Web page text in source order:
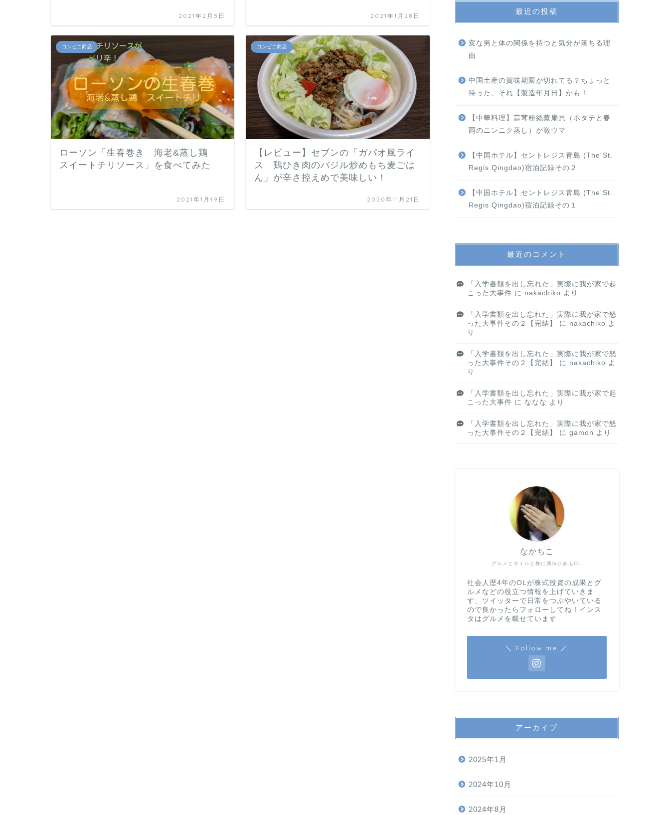
2021年2月5日 2021年1月28日
コンビニ商品
ローソン「生春巻き 海老&蒸し鶏
スイートチリソース」を食べてみた
2021年1月19日
コンビニ商品
【レビュー】セブンの「ガパオ風ライ
ス 鶏ひき肉のバジル炒めもち麦ごは
ん」が辛さ控えめで美味しい！
2020年11月21日
最近の投稿
変な男と体の関係を持つと気分が落ちる理
由
中国土産の賞味期限が切れてる？ちょっと
待った、それ【製造年月日】かも！
【中華料理】蒜茸粉絲蒸扇貝（ホタテと春
雨のニンニク蒸し）が激ウマ
【中国ホテル】セントレジス青島 (The St.
Regis Qingdao)宿泊記録その２
【中国ホテル】セントレジス青島 (The St.
Regis Qingdao)宿泊記録その１
最近のコメント
「入学書類を出し忘れた」実際に我が家で起
こった大事件 に nakachiko より
「入学書類を出し忘れた」実際に我が家で怒
った大事件その２【完結】
に nakachiko よ
り
「入学書類を出し忘れた」実際に我が家で怒
った大事件その２【完結】
に nakachiko よ
り
「入学書類を出し忘れた」実際に我が家で起
こった大事件 に ななな より
「入学書類を出し忘れた」実際に我が家で怒
った大事件その２【完結】
に gamon より
グルメとネイルと株に興味があるOL
なかちこ
社会人歴4年のOLが株式投資の成果とグ
ルメなどの役立つ情報を上げていきま
す、ツイッターで日常をつぶやいている
ので良かったらフォローしてね！インス
タはグルメを載せています
＼ Follow me ／
アーカイブ
2025年1月
2024年10月
2024年8月